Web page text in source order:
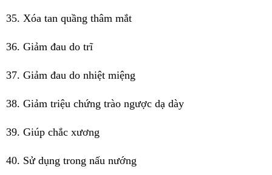
35. Xóa tan quầng thâm mắt
36. Giảm đau do trĩ
37. Giảm đau do nhiệt miệng
38. Giảm triệu chứng trào ngược dạ dày
39. Giúp chắc xương
40. Sử dụng trong nấu nướng